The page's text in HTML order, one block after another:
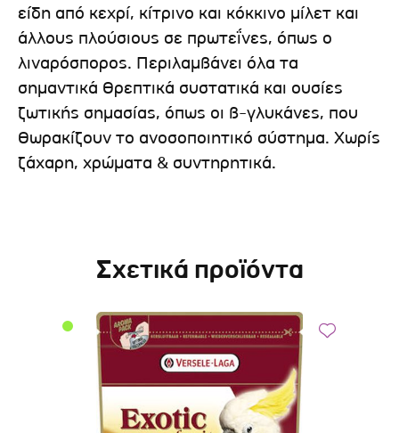
είδη από κεχρί, κίτρινο και κόκκινο μίλετ και
άλλους πλούσιους σε πρωτεΐνες, όπως ο
λιναρόσπορος. Περιλαμβάνει όλα τα
σημαντικά θρεπτικά συστατικά και ουσίες
ζωτικής σημασίας, όπως οι β-γλυκάνες, που
θωρακίζουν το ανοσοποιητικό σύστημα. Χωρίς
ζάχαρη, χρώματα & συντηρητικά.
Σχετικά προϊόντα